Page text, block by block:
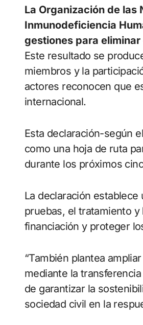
La Organización de
Inmunodeficiencia
gestiones para
Este resultado se produce tras semanas de negociaciones con todos los Estados
miembros y la
actores reconocen que
internacional.
Esta declaración-según
como una hoja de ruta
durante los próximos
La declaración establece
pruebas, el tratamiento
financiación y proteger
“También plantea
mediante la
de garantizar la
sociedad civil en la